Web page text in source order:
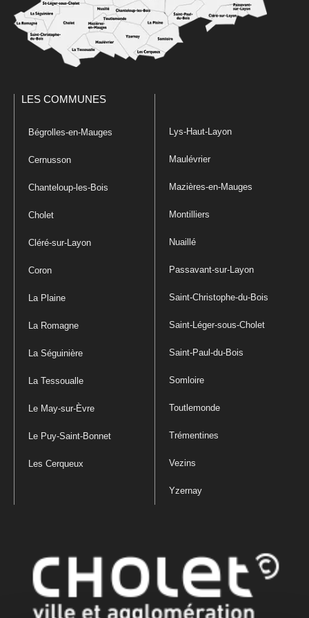
LES COMMUNES
Bégrolles-en-Mauges
Cernusson
Chanteloup-les-Bois
Cholet
Cléré-sur-Layon
Coron
La Plaine
La Romagne
La Séguinière
La Tessoualle
Le May-sur-Èvre
Le Puy-Saint-Bonnet
Les Cerqueux
Lys-Haut-Layon
Maulévrier
Mazières-en-Mauges
Montilliers
Nuaillé
Passavant-sur-Layon
Saint-Christophe-du-Bois
Saint-Léger-sous-Cholet
Saint-Paul-du-Bois
Somloire
Toutlemonde
Trémentines
Vezins
Yzernay